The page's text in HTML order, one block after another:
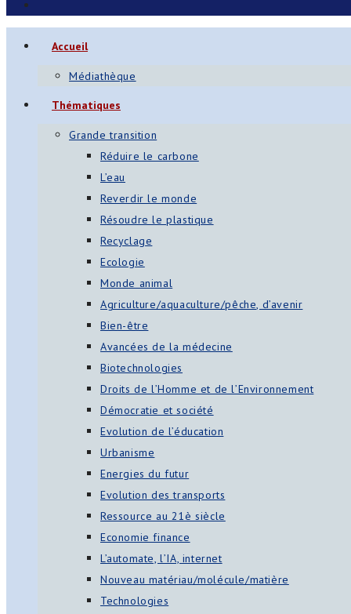
Accueil
Médiathèque
Thématiques
Grande transition
Réduire le carbone
L’eau
Reverdir le monde
Résoudre le plastique
Recyclage
Ecologie
Monde animal
Agriculture/aquaculture/pêche, d’avenir
Bien-être
Avancées de la médecine
Biotechnologies
Droits de l’Homme et de l’Environnement
Démocratie et société
Evolution de l’éducation
Urbanisme
Energies du futur
Evolution des transports
Ressource au 21è siècle
Economie finance
L’automate, l’IA, internet
Nouveau matériau/molécule/matière
Technologies